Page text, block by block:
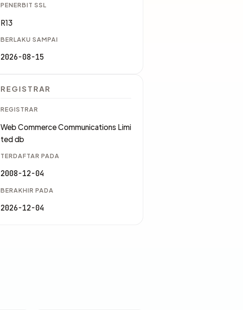
PENERBIT SSL
R13
BERLAKU SAMPAI
2026-08-15
REGISTRAR
REGISTRAR
Web Commerce Communications Limi
ted db
TERDAFTAR PADA
2008-12-04
BERAKHIR PADA
2026-12-04